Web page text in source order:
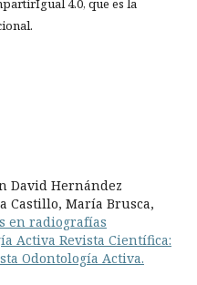
4.0, que es la
David Hernández
Castillo, María Brusca,
en radiografías
Activa Revista Científica:
Odontología Activa.